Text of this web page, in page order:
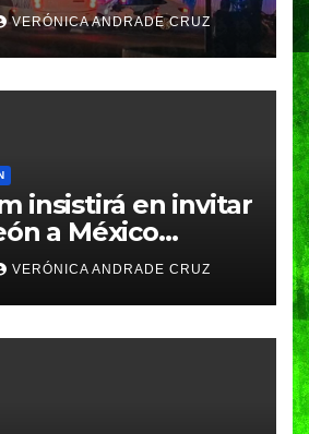
el Centro de
celulares
un arma
VERÓNICA ANDRADE CRUZ
insistirá en invitar
a México
próxima gira por
VERÓNICA ANDRADE CRUZ